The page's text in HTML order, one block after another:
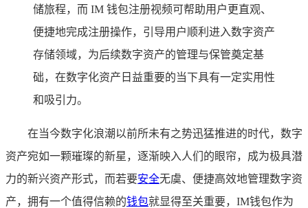
储旅程，而 IM 钱包注册视频可帮助用户更直观、
便捷地完成注册操作，引导用户顺利进入数字资产
存储领域，为后续数字资产的管理与保管奠定基
础，在数字化资产日益重要的当下具有一定实用性
和吸引力。
在当今数字化浪潮以前所未有之势迅猛推进的时代，数字
资产宛如一颗璀璨的新星，逐渐映入人们的眼帘，成为极具潜
力的新兴资产形式，而若要安全无虞、便捷高效地管理数字资
产，拥有一个值得信赖的钱包就显得至关重要，IM钱包作为